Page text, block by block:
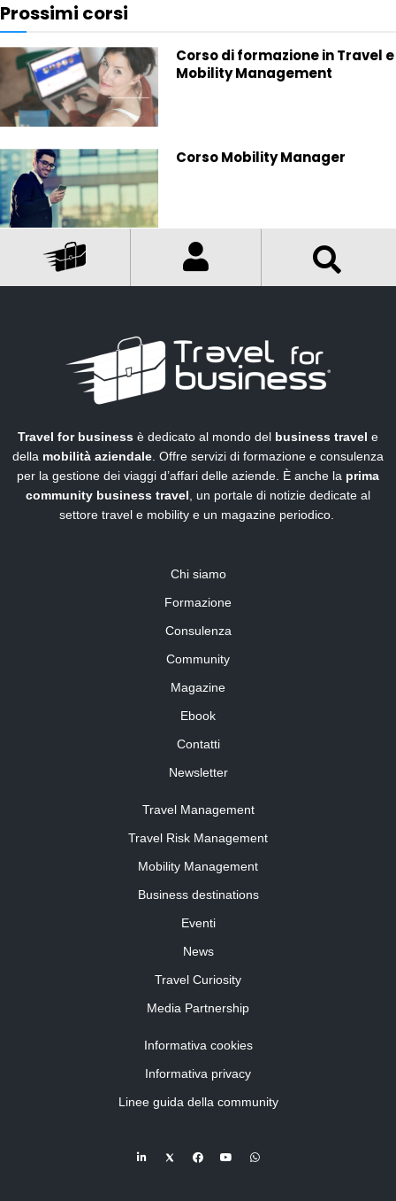
Prossimi corsi
Corso di formazione in Travel e
Mobility Management
Corso Mobility Manager
Travel for business è dedicato al mondo del business travel e
della mobilità aziendale. Offre servizi di formazione e consulenza
per la gestione dei viaggi d’affari delle aziende. È anche la prima
community business travel, un portale di notizie dedicate al
settore travel e mobility e un magazine periodico.
Chi siamo
Formazione
Consulenza
Community
Magazine
Ebook
Contatti
Newsletter
Travel Management
Travel Risk Management
Mobility Management
Business destinations
Eventi
News
Travel Curiosity
Media Partnership
Informativa cookies
Informativa privacy
Linee guida della community